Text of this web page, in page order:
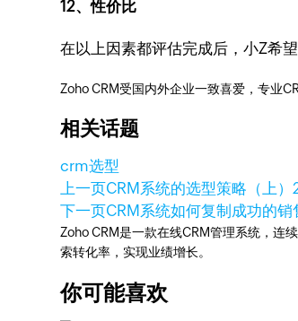
12、性价比
在以上因素都评估完成后，小Z希
Zoho CRM受国内外企业一致喜爱，专业
相关话题
crm选型
上一页CRM系统的选型策略（上）
下一页CRM系统如何复制成功的销
Zoho CRM是一款在线CRM管理系统，连
索转化率，实现业绩增长。
你可能喜欢